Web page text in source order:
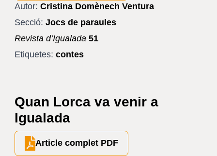
Autor: Cristina Domènech Ventura
Secció: Jocs de paraules
Revista d’Igualada 51
Etiquetes: contes
Quan Lorca va venir a
Igualada
Article complet PDF